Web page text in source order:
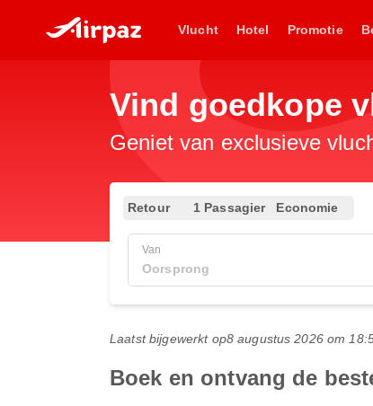
Vlucht Hotel Promotie
Vind goedkope
Geniet van exclusieve
Retour 1 Passagier Economie
Van
Laatst bijgewerkt op8 augustus 2026 om
Boek en ontvang de